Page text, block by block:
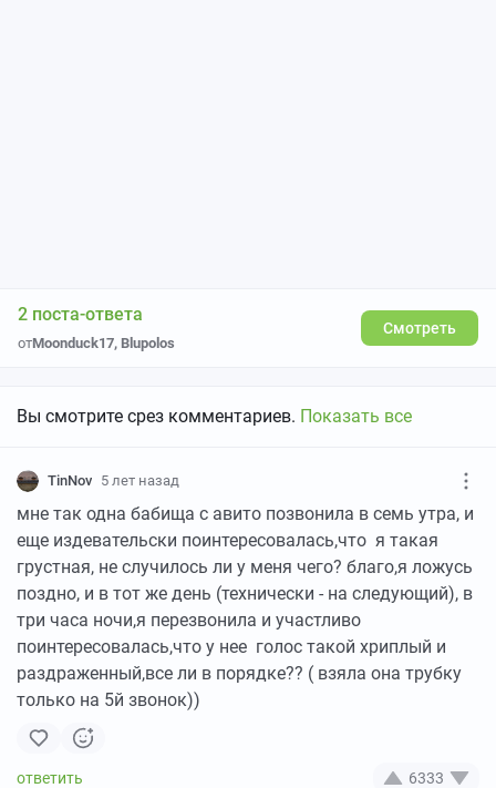
2 поста-ответа
отMoonduck17, Blupolos
Смотреть
Вы смотрите срез комментариев. Показать все
TinNov 5 лет назад
мне так одна бабища с авито позвонила в семь утра, и
еще издевательски поинтересовалась,что я такая
грустная, не случилось ли у меня чего? благо,я ложусь
поздно, и в тот же день (технически - на следующий), в
три часа ночи,я перезвонила и участливо
поинтересовалась,что у нее голос такой хриплый и
раздраженный,все ли в порядке?? ( взяла она трубку
только на 5й звонок))
6333